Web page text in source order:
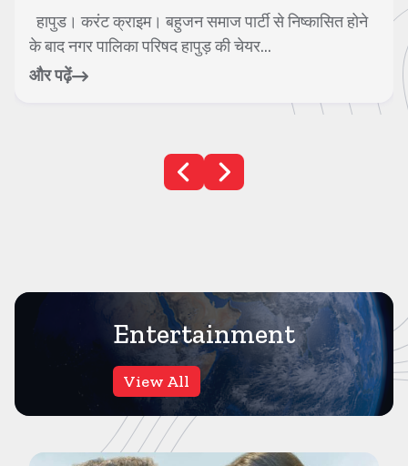
गाजियाबाद। करंट क्राइम। गाजियाबाद के इंदिरापुरम थाना
क्षेत्र स्थित जयपुरिया मॉल में एक फूड आउ...
और पढ़ें
Entertainment
View All